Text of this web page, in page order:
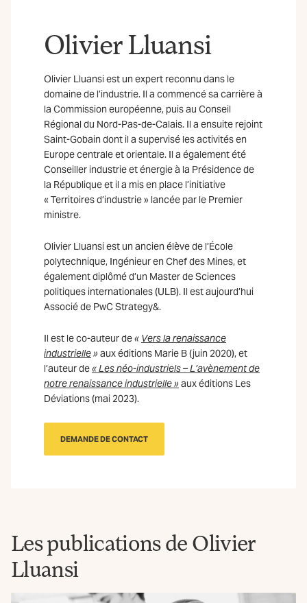
Olivier Lluansi
Olivier Lluansi est un expert reconnu dans le
domaine de l’industrie. Il a commencé sa carrière à
la Commission européenne, puis au Conseil
Régional du Nord-Pas-de-Calais. Il a ensuite rejoint
Saint-Gobain dont il a supervisé les activités en
Europe centrale et orientale. Il a également été
Conseiller industrie et énergie à la Présidence de
la République et il a mis en place l’initiative
« Territoires d’industrie » lancée par le Premier
ministre.
Olivier Lluansi est un ancien élève de l’École
polytechnique, Ingénieur en Chef des Mines, et
également diplômé d’un Master de Sciences
politiques internationales (ULB). Il est aujourd’hui
Associé de PwC Strategy&.
Il est le co-auteur de« Vers la renaissance
industrielle» aux éditions Marie B (juin 2020), et
l’auteur de« Les néo-industriels – L’avènement de
notre renaissance industrielle » aux éditions Les
Déviations (mai 2023).
DEMANDE DE CONTACT
Les publications de Olivier
Lluansi